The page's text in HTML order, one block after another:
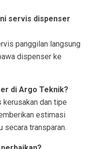
servis dispenser
panggilan langsung
dispenser ke
di Argo Teknik?
dan tipe
estimasi
secara transparan.